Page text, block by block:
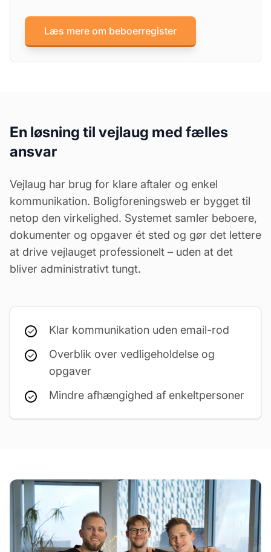
Læs mere om beboerregister
En løsning til vejlaug med fælles
ansvar
Vejlaug har brug for klare aftaler og enkel
kommunikation. Boligforeningsweb er bygget til
netop den virkelighed. Systemet samler beboere,
dokumenter og opgaver ét sted og gør det lettere
at drive vejlauget professionelt – uden at det
bliver administrativt tungt.
Klar kommunikation uden email-rod
Overblik over vedligeholdelse og
opgaver
Mindre afhængighed af enkeltpersoner